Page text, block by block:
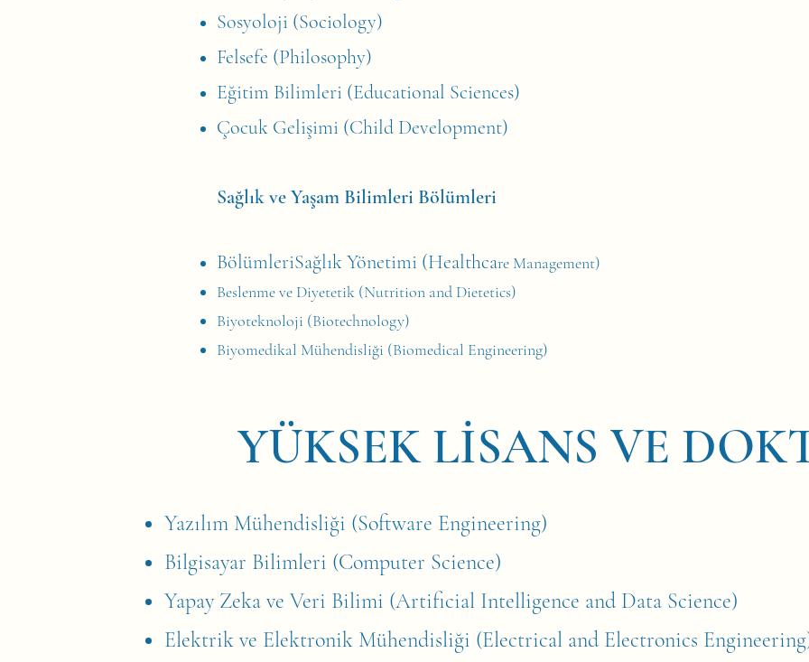
Sosyoloji (Sociology)
Felsefe (Philosophy)
Eğitim Bilimleri (Educational Sciences)
Çocuk Gelişimi (Child Development)
Sağlık ve Yaşam Bilimleri Bölümleri
BölümleriSağlık Yönetimi (Healthcare Management)
Beslenme ve Diyetetik (Nutrition and Dietetics)
Biyoteknoloji (Biotechnology)
Biyomedikal Mühendisliği (Biomedical Engineering)
YÜKSEK LİSANS VE
Yazılım Mühendisliği (Software Engineering)
Bilgisayar Bilimleri (Computer Science)
Yapay Zeka ve Veri Bilimi (Artificial Intelligence and Data Science)
Elektrik ve Elektronik Mühendisliği (Electrical and Electronics